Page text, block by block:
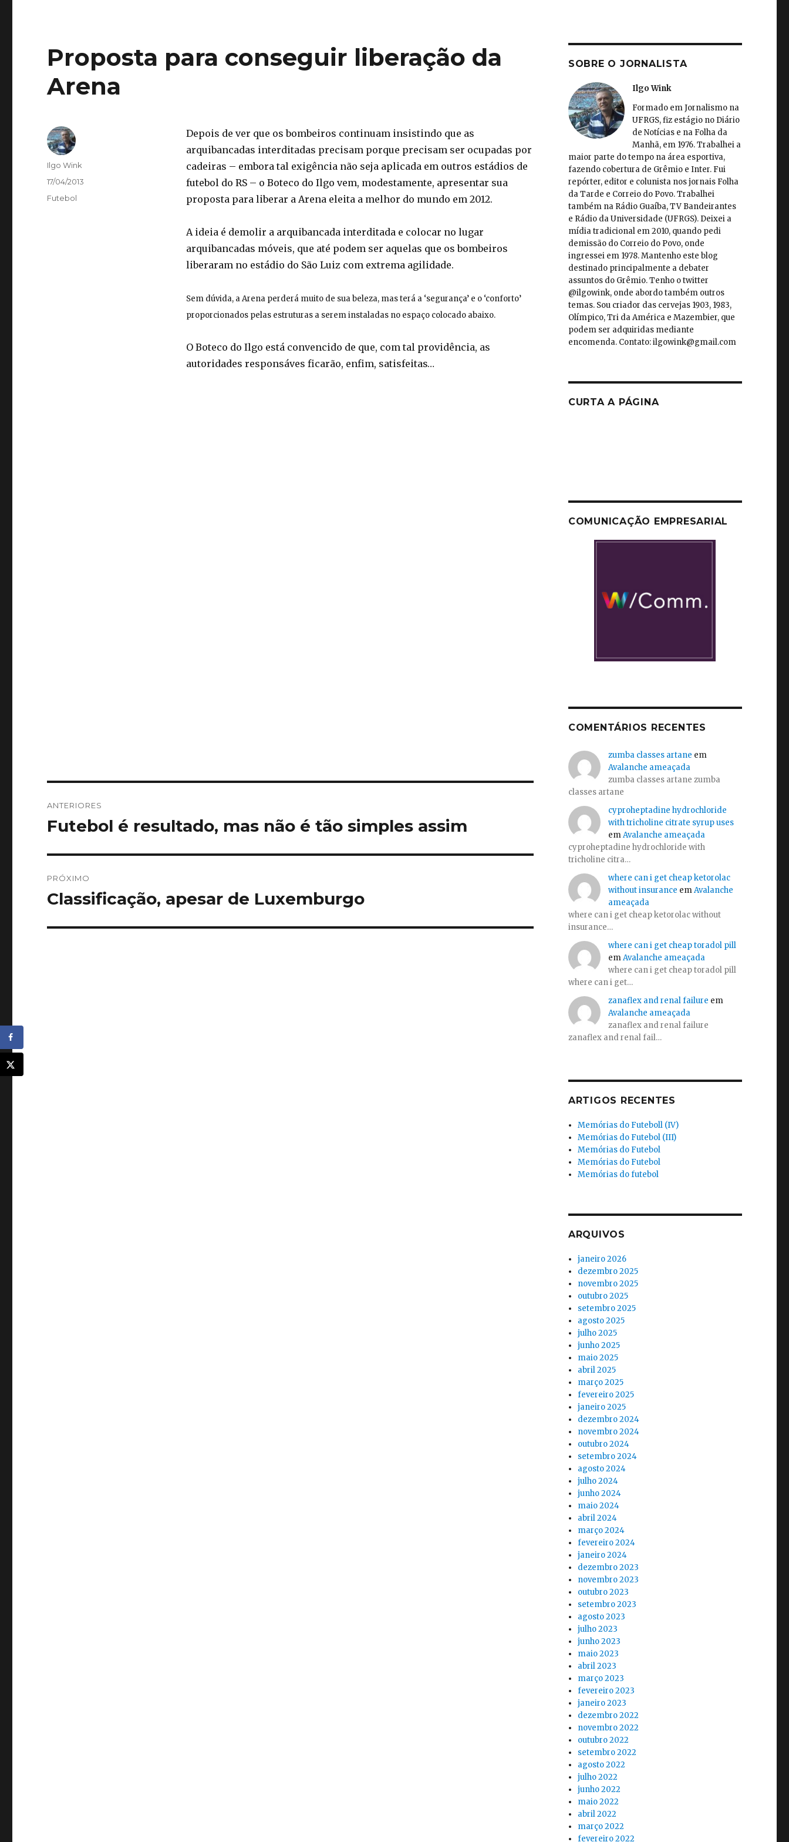
Proposta para conseguir liberação da
Arena
Depois de ver que os bombeiros continuam insistindo que as
arquibancadas interditadas precisam porque precisam ser ocupadas por
cadeiras – embora tal exigência não seja aplicada em outros estádios de
futebol do RS – o Boteco do Ilgo vem, modestamente, apresentar sua
proposta para liberar a Arena eleita a melhor do mundo em 2012.
A ideia é demolir a arquibancada interditada e colocar no lugar
arquibancadas móveis, que até podem ser aquelas que os bombeiros
liberaram no estádio do São Luiz com extrema agilidade.
Sem dúvida, a Arena perderá muito de sua beleza, mas terá a ‘segurança’ e o ‘conforto’
proporcionados pelas estruturas a serem instaladas no espaço colocado abaixo.
O Boteco do Ilgo está convencido de que, com tal providência, as
autoridades responsáves ficarão, enfim, satisfeitas…
Autor
Ilgo Wink
Publicado
17/04/2013
Categorias
Futebol
de
ANTERIORES
Post
Futebol é resultado, mas não é tão simples assim
PRÓXIMO
Próximo
Classificação, apesar de Luxemburgo
SOBRE O JORNALISTA
Ilgo Wink
Formado em Jornalismo na
UFRGS, fiz estágio no Diário
de Notícias e na Folha da
Manhã, em 1976. Trabalhei a
maior parte do tempo na área esportiva,
fazendo cobertura de Grêmio e Inter. Fui
repórter, editor e colunista nos jornais Folha
da Tarde e Correio do Povo. Trabalhei
também na Rádio Guaíba, TV Bandeirantes
e Rádio da Universidade (UFRGS). Deixei a
mídia tradicional em 2010, quando pedi
demissão do Correio do Povo, onde
ingressei em 1978. Mantenho este blog
destinado principalmente a debater
assuntos do Grêmio. Tenho o twitter
@ilgowink, onde abordo também outros
temas. Sou criador das cervejas 1903, 1983,
Olímpico, Tri da América e Mazembier, que
podem ser adquiridas mediante
encomenda. Contato: ilgowink@gmail.com
CURTA A PÁGINA
COMUNICAÇÃO EMPRESARIAL
COMENTÁRIOS RECENTES
zumba classes artane em
Avalanche ameaçada
zumba classes artane zumba
classes artane
cyproheptadine hydrochloride
with tricholine citrate syrup uses
emAvalanche ameaçada
cyproheptadine hydrochloride with
tricholine citra…
where can i get cheap ketorolac
without insurance emAvalanche
ameaçada
where can i get cheap ketorolac without
insurance…
where can i get cheap toradol pill
emAvalanche ameaçada
where can i get cheap toradol pill
where can i get…
zanaflex and renal failure em
Avalanche ameaçada
zanaflex and renal failure
zanaflex and renal fail…
ARTIGOS RECENTES
Memórias do Futeboll (IV)
Memórias do Futebol (III)
Memórias do Futebol
Memórias do Futebol
Memórias do futebol
ARQUIVOS
janeiro 2026
dezembro 2025
novembro 2025
outubro 2025
setembro 2025
agosto 2025
julho 2025
junho 2025
maio 2025
abril 2025
março 2025
fevereiro 2025
janeiro 2025
dezembro 2024
novembro 2024
outubro 2024
setembro 2024
agosto 2024
julho 2024
junho 2024
maio 2024
abril 2024
março 2024
fevereiro 2024
janeiro 2024
dezembro 2023
novembro 2023
outubro 2023
setembro 2023
agosto 2023
julho 2023
junho 2023
maio 2023
abril 2023
março 2023
fevereiro 2023
janeiro 2023
dezembro 2022
novembro 2022
outubro 2022
setembro 2022
agosto 2022
julho 2022
junho 2022
maio 2022
abril 2022
março 2022
fevereiro 2022